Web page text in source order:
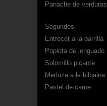
Panache de verduras
Segundos
Entrecot a la parrilla
Popiota de lenguado
Solomillo picante
Merluza a la bilbaina
Pastel de carne